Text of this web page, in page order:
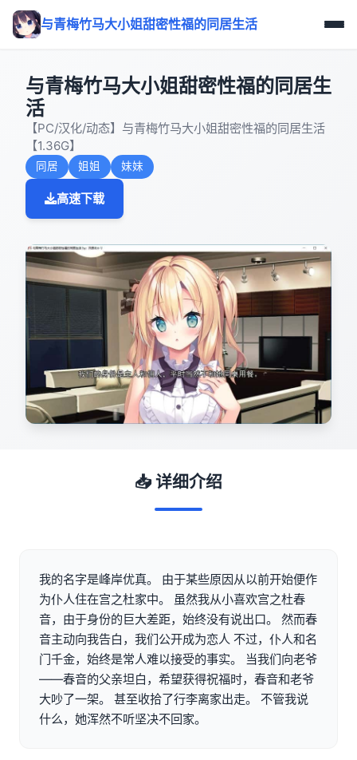
与青梅竹马大小姐甜密性福的同居生活
与青梅竹马大小姐甜密性福的同居生
活
【PC/汉化/动态】与青梅竹马大小姐甜密性福的同居生活
【1.36G】
同居 姐姐 妹妹
高速下载
📥 详细介绍
我的名字是峰岸优真。 由于某些原因从以前开始便作
为仆人住在宫之杜家中。 虽然我从小喜欢宫之杜春
音，由于身份的巨大差距，始终没有说出口。 然而春
音主动向我告白，我们公开成为恋人 不过，仆人和名
门千金，始终是常人难以接受的事实。 当我们向老爷
——春音的父亲坦白，希望获得祝福时，春音和老爷
大吵了一架。 甚至收拾了行李离家出走。 不管我说
什么，她浑然不听坚决不回家。